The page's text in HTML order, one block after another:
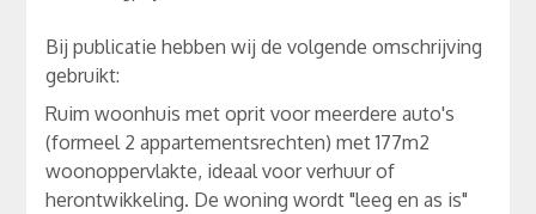
Bij publicatie hebben wij de volgende omschrijving
gebruikt:
Ruim woonhuis met oprit voor meerdere auto's
(formeel 2 appartementsrechten) met 177m2
woonoppervlakte, ideaal voor verhuur of
herontwikkeling. De woning wordt "leeg en as is"